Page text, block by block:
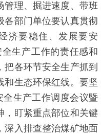
管理、掘进速度、带班
各部门单位要认真贯彻
济要稳住、发展要安
生产工作的责任感和
各环节安全生产抓到
和生态环保红线。要坚
生产工作调度会议暨
，盯紧重点部位和关键
深入排查整治煤矿地面